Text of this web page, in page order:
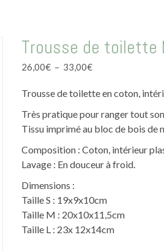
Trousse de toilette
26,00€ – 33,00€Plage
prix :
à
33,00€
Trousse de toilette en coton,
Très pratique pour ranger tout
Tissu imprimé au bloc de bois de
Composition : Coton, intérieur
Lavage : En douceur à froid.
Dimensions :
Taille S : 19x9x10cm
Taille M : 20x10x11,5cm
Taille L : 23x 12x14cm